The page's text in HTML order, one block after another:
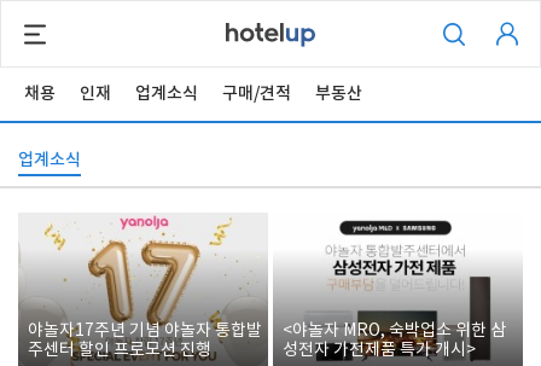
채용 인재 업계소식 구매/견적 부동산
업계소식
야놀자17주년 기념 야놀자 통합발
주센터 할인 프로모션 진행
<야놀자 MRO, 숙박업소 위한 삼
성전자 가전제품 특가 개시>